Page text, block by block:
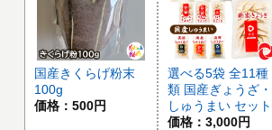
国産きくらげ粉末
100g
価格：500円
選べる5袋 全11種
類 国産ぎょうざ・
しゅうまい セット
価格：3,000円